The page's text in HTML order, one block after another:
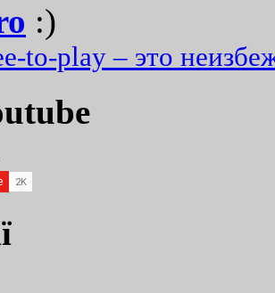
:)
to-play – это